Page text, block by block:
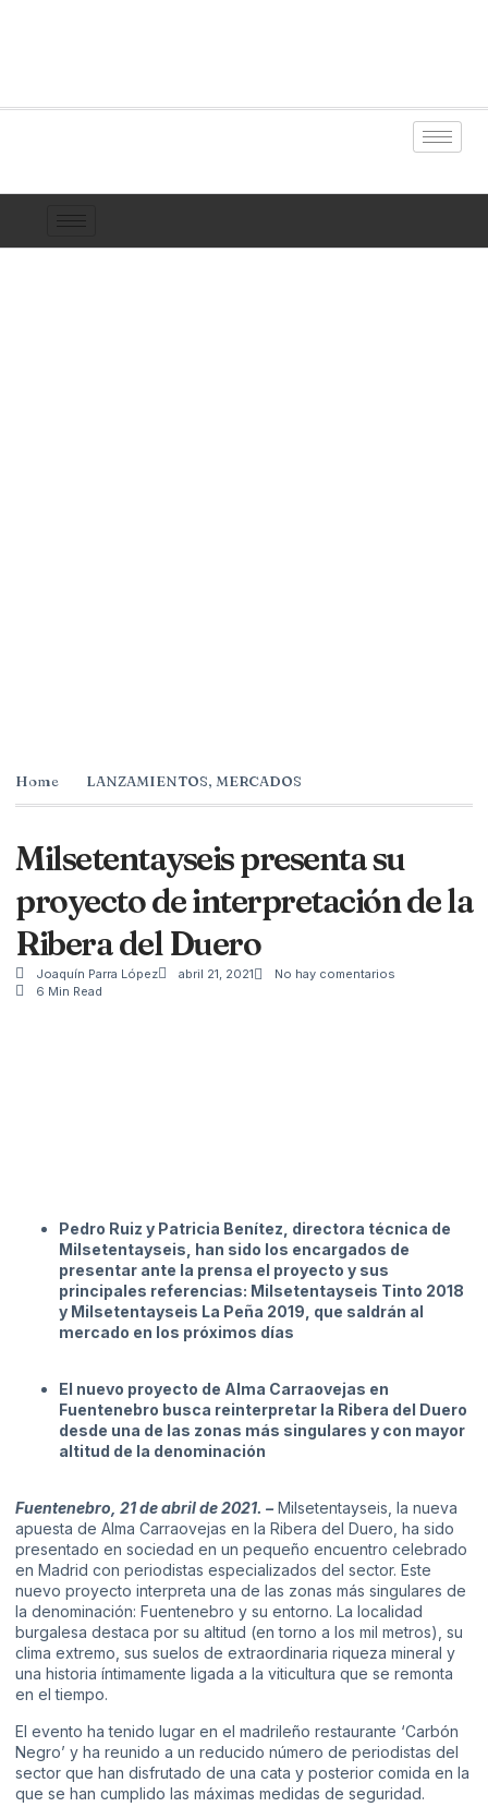
Home LANZAMIENTOS, MERCADOS
Milsetentayseis presenta su
proyecto de interpretación de la
Ribera del Duero
Joaquín Parra López abril 21, 2021
No hay comentarios
6 Min Read
Pedro Ruiz y Patricia Benítez, directora técnica de
Milsetentayseis, han sido los encargados de
presentar ante la prensa el proyecto y sus
principales referencias: Milsetentayseis Tinto 2018
y Milsetentayseis La Peña 2019, que saldrán al
mercado en los próximos días
El nuevo proyecto de Alma Carraovejas en
Fuentenebro busca reinterpretar la Ribera del Duero
desde una de las zonas más singulares y con mayor
altitud de la denominación
Fuentenebro, 21 de abril de 2021. – Milsetentayseis, la nueva
apuesta de Alma Carraovejas en la Ribera del Duero, ha sido
presentado en sociedad en un pequeño encuentro celebrado
en Madrid con periodistas especializados del sector. Este
nuevo proyecto interpreta una de las zonas más singulares de
la denominación: Fuentenebro y su entorno. La localidad
burgalesa destaca por su altitud (en torno a los mil metros), su
clima extremo, sus suelos de extraordinaria riqueza mineral y
una historia íntimamente ligada a la viticultura que se remonta
en el tiempo.
El evento ha tenido lugar en el madrileño restaurante ‘Carbón
Negro’ y ha reunido a un reducido número de periodistas del
sector que han disfrutado de una cata y posterior comida en la
que se han cumplido las máximas medidas de seguridad.